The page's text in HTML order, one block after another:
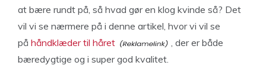
at bære rundt på, så hvad gør en klog kvinde så? Det
vil vi se nærmere på i denne artikel, hvor vi vil se
på håndklæder til håret
, der er både
bæredygtige og i super god kvalitet.